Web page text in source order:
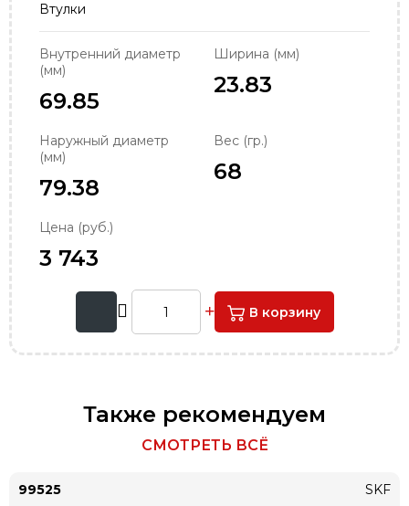
order@podshipnik-nn.ru
Втулки
Внутренний диаметр
(мм)
69.85
Ширина (мм)
23.83
Наружный диаметр
(мм)
79.38
Вес (гр.)
68
Цена (руб.)
3 743
В корзину
Также рекомендуем
СМОТРЕТЬ ВСЁ
99525 SKF